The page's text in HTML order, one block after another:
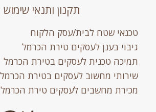
תקנון ותנאי שימוש
טכנאי שטח לבית/עסק הלקוח
גיבוי בענן לעסקים טירת הכרמל
תמיכה טכנית לעסקים בטירת הכרמל
שירותי מחשוב לעסקים בטירת הכרמל
מכירת מחשבים לעסקים טירת הכרמל